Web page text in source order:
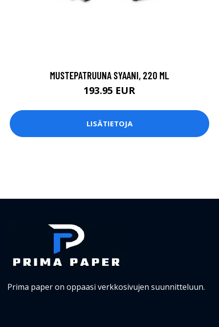
MUSTEPATRUUNA SYAANI, 220 ML
193.95 EUR
LISÄTIETOJA
Prima paper on oppaasi verkkosivujen suunnitteluun.